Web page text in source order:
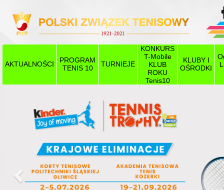
AKTUALNOŚCI
PROGRAM
TENIS 10
TURNIEJE
KONKURS
T-Mobile
KLUB
ROKU
Tenis10
KLUBY I
OŚRODKI
Poprzedni